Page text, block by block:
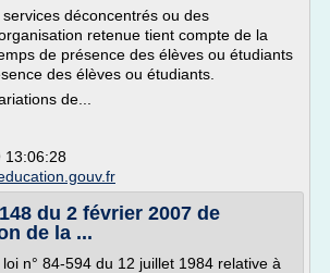
déconcentrés ou des
retenue tient compte de la
de présence des élèves ou étudiants
des élèves ou étudiants.
de...
13:06:28
du 2 février 2007 de
de la ...
n° 84-594 du 12 juillet 1984 relative à